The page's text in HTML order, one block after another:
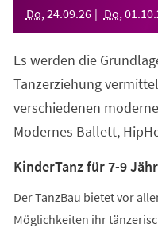
Do, 24.09.26 Do, 01 .10.
Es werden die
Tanzerziehung
verschiedenen
Modernes Ballett,
KinderTanz für 7-9
Der TanzBau bietet vor
Möglichkeiten ihr